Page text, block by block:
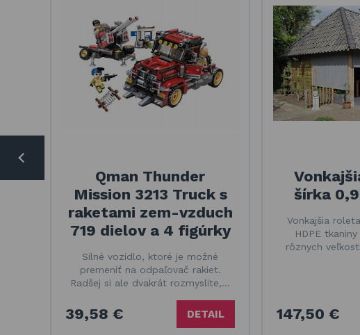
Qman Thunder
Mission 3213 Truck s
raketami zem-vzduch
719 dielov a 4 figúrky
Silné vozidlo, ktoré je možné
premeniť na odpaľovač rakiet.
Radšej si ale dvakrát rozmyslite,…
39,58 € DETAIL
šírka
Vonkajšia
HDPE
rôznych
147,50 €